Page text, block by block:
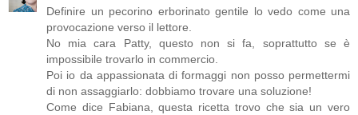
Definire un pecorino erborinato gentile lo vedo come una
provocazione verso il lettore.
No mia cara Patty, questo non si fa, soprattutto se è
impossibile trovarlo in commercio.
Poi io da appassionata di formaggi non posso permettermi
di non assaggiarlo: dobbiamo trovare una soluzione!
Come dice Fabiana, questa ricetta trovo che sia un vero